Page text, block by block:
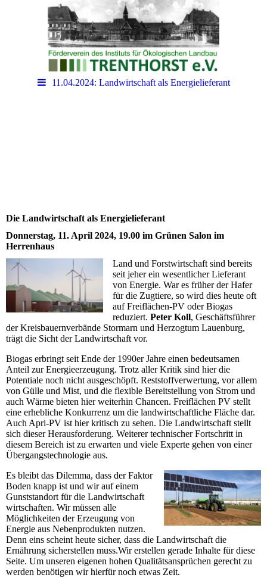
11.04.2024: Landwirtschaft als Energielieferant
Die Landwirtschaft als Energielieferant
Donnerstag, 11. April 2024, 19.00 im Grünen Salon im
Herrenhaus
Land und Forstwirtschaft sind bereits
seit jeher ein wesentlicher Lieferant
von Energie. War es früher der Hafer
für die Zugtiere, so wird dies heute oft
auf Freiflächen-PV oder Biogas
reduziert.Peter Koll, Geschäftsführer
der Kreisbauernverbände Stormarn und Herzogtum Lauenburg,
trägt die Sicht der Landwirtschaft vor.
Biogas erbringt seit Ende der 1990er Jahre einen bedeutsamen
Anteil zur Energieerzeugung. Trotz aller Kritik sind hier die
Potentiale noch nicht ausgeschöpft. Reststoffverwertung, vor allem
von Gülle und Mist, und die flexible Bereitstellung von Strom und
auch Wärme bieten hier weiterhin Chancen. Freiflächen PV stellt
eine erhebliche Konkurrenz um die landwirtschaftliche Fläche dar.
Auch Apri-PV ist hier kritisch zu sehen. Die Landwirtschaft stellt
sich dieser Herausforderung. Weiterer technischer Fortschritt in
diesem Bereich ist zu erwarten und viele Experte gehen von einer
Übergangstechnologie aus.
Es bleibt das Dilemma, dass der Faktor
Boden knapp ist und wir auf einem
Gunststandort für die Landwirtschaft
wirtschaften. Wir müssen alle
Möglichkeiten der Erzeugung von
Energie aus Nebenprodukten nutzen.
Denn eins scheint heute sicher, dass die Landwirtschaft die
Ernährung sicherstellen muss.Wir erstellen gerade Inhalte für diese
Seite. Um unseren eigenen hohen Qualitätsansprüchen gerecht zu
werden benötigen wir hierfür noch etwas Zeit.